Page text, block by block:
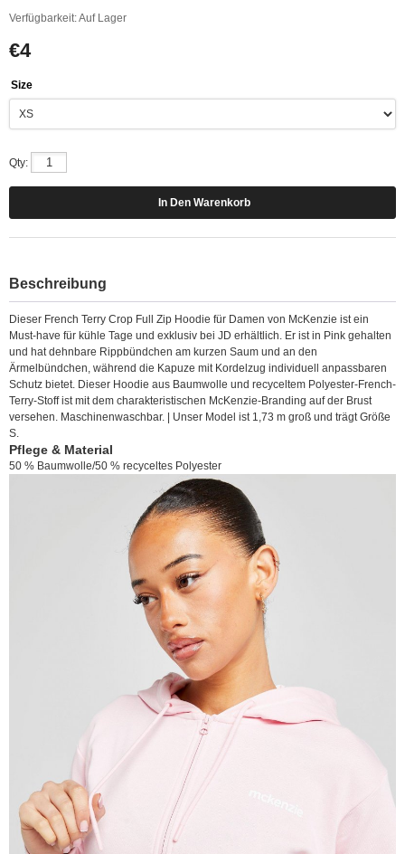
Verfügbarkeit:Auf Lager
€4
Size
Qty:
Beschreibung
Dieser French Terry Crop Full Zip Hoodie für Damen von McKenzie ist ein
Must-have für kühle Tage und exklusiv bei JD erhältlich. Er ist in Pink gehalten
und hat dehnbare Rippbündchen am kurzen Saum und an den
Ärmelbündchen, während die Kapuze mit Kordelzug individuell anpassbaren
Schutz bietet. Dieser Hoodie aus Baumwolle und recyceltem Polyester-French-
Terry-Stoff ist mit dem charakteristischen McKenzie-Branding auf der Brust
versehen. Maschinenwaschbar. | Unser Model ist 1,73 m groß und trägt Größe
S.
Pflege & Material
50 % Baumwolle/50 % recyceltes Polyester